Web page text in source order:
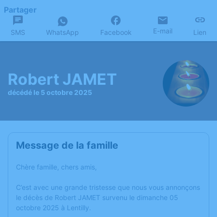
Partager
SMS WhatsApp Facebook E-mail Lien
Robert JAMET
décédé le 5 octobre 2025
Message de la famille
Chère famille, chers amis,
C’est avec une grande tristesse que nous vous annonçons
le décès de Robert JAMET survenu le dimanche 05
octobre 2025 à Lentilly.